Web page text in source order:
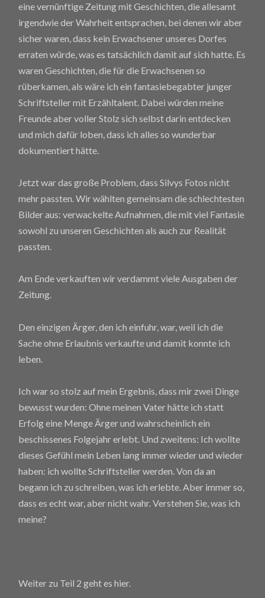
eine vernünftige Zeitung mit Geschichten, die allesamt
irgendwie der Wahrheit entsprachen, bei denen wir aber
sicher waren, dass kein Erwachsener unseres Dorfes
erraten würde, was es tatsächlich damit auf sich hatte. Es
waren Geschichten, die für die Erwachsenen so
rüberkamen, als wäre ich ein fantasiebegabter junger
Schriftsteller mit Erzähltalent. Dabei würden meine
Freunde aber voller Stolz sich selbst darin entdecken
und mich dafür loben, dass ich alles so wunderbar
dokumentiert hätte.
Jetzt war das große Problem, dass Silvys Fotos nicht
mehr passten. Wir wählten gemeinsam die schlechtesten
Bilder aus: verwackelte Aufnahmen, die mit viel Fantasie
sowohl zu unseren Geschichten als auch zur Realität
passten.
Am Ende verkauften wir verdammt viele Ausgaben der
Zeitung.
Den einzigen Ärger, den ich einfuhr, war, weil ich die
Sache ohne Erlaubnis verkaufte und damit konnte ich
leben.
Ich war so stolz auf mein Ergebnis, dass mir zwei Dinge
bewusst wurden: Ohne meinen Vater hätte ich statt
Erfolg eine Menge Ärger und wahrscheinlich ein
beschissenes Folgejahr erlebt. Und zweitens: Ich wollte
dieses Gefühl mein Leben lang immer wieder und wieder
haben: ich wollte Schriftsteller werden. Von da an
begann ich zu schreiben, was ich erlebte. Aber immer so,
dass es echt war, aber nicht wahr. Verstehen Sie, was ich
meine?
Weiter zu Teil 2 geht es hier.